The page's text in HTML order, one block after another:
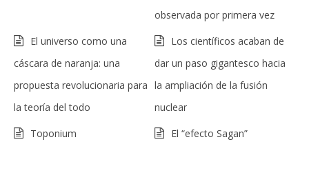
observada por primera vez
El universo como una
cáscara de naranja: una
propuesta revolucionaria para
la teoría del todo
Los científicos acaban de
dar un paso gigantesco hacia
la ampliación de la fusión
nuclear
Toponium
El “efecto Sagan”